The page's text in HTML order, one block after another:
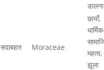
डालना
सदाबहार Moraceae
छायाँ,
महत्व,
झूला